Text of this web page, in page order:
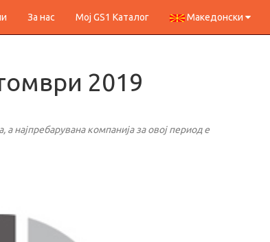
За нас Мој GS1 Каталог Македонски
2019
компанија за овој период е